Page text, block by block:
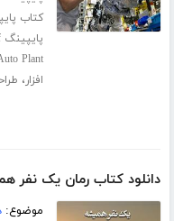
کتاب
پایپینگ pdf
Plant
افزار،
دانلود کتاب رمان یک
موضوع: